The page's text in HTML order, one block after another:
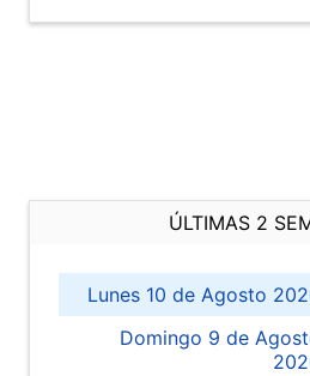
ÚLTIMAS 2
Lunes 10 de Agosto
Domingo 9 de